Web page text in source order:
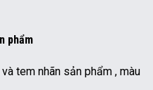
phẩm
tem nhãn sản phẩm , màu